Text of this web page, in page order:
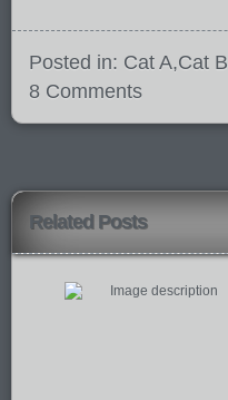
Posted in: Cat A,Cat B
8 Comments
Related Posts